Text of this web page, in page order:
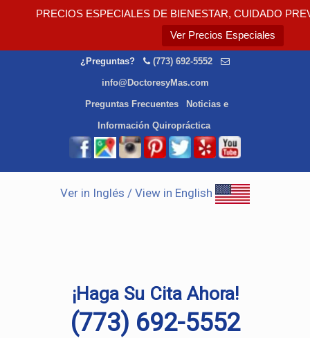
PRECIOS ESPECIALES DE BIENESTAR, CUIDADO
Ver Precios Especiales
¿Preguntas? (773) 692-5552
info@DoctoresyMas.com
Preguntas Frecuentes Noticias e
Información Quiropráctica
Ver in Inglés / View in English
¡Haga Su Cita Ahora!
(773) 692-5552